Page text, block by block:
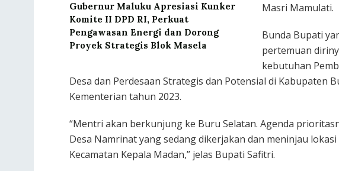
Gubernur Maluku Apresiasi Kunker
Komite II DPD RI, Perkuat
Pengawasan Energi dan Dorong
Proyek Strategis Blok Masela
Masri Mamulati.
Bunda Bupati
pertemuan
kebutuhan
Desa dan Perdesaan Strategis dan Potensial di Kabupaten
Kementerian tahun 2023.
“Mentri akan berkunjung ke Buru Selatan. Agenda
Desa Namrinat yang sedang dikerjakan dan meninjau
Kecamatan Kepala Madan,” jelas Bupati Safitri.